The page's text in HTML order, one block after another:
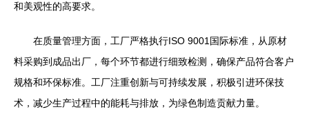
和美观性的高要求。
在质量管理方面，工厂严格执行ISO 9001国际标准，从原材
料采购到成品出厂，每个环节都进行细致检测，确保产品符合客户
规格和环保标准。工厂注重创新与可持续发展，积极引进环保技
术，减少生产过程中的能耗与排放，为绿色制造贡献力量。